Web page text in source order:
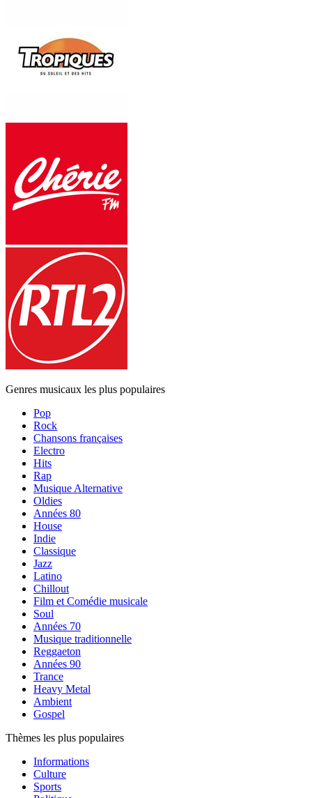
Genres musicaux les plus populaires
Pop
Rock
Chansons françaises
Electro
Hits
Rap
Musique Alternative
Oldies
Années 80
House
Indie
Classique
Jazz
Latino
Chillout
Film et Comédie musicale
Soul
Années 70
Musique traditionnelle
Reggaeton
Années 90
Trance
Heavy Metal
Ambient
Gospel
Thèmes les plus populaires
Informations
Culture
Sports